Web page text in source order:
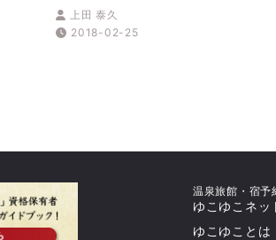
の「最新&定番」はこちらか
ら!
上田 泰久
2018-02-25
温泉旅館・宿予
ゆこゆこネッ
ゆこゆことは